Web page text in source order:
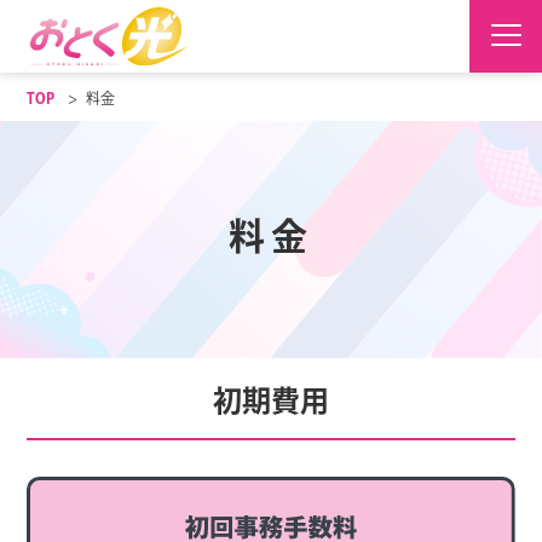
TOP 料金
料金
初期費用